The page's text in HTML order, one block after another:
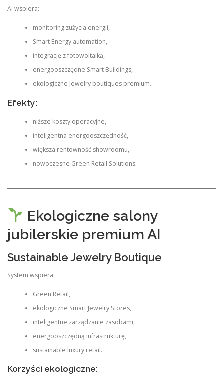
AI wspiera:
monitoring zużycia energii,
Smart Energy automation,
integrację z fotowoltaiką,
energooszczędne Smart Buildings,
ekologiczne jewelry boutiques premium.
Efekty:
niższe koszty operacyjne,
inteligentna energooszczędność,
większa rentowność showroomu,
nowoczesne Green Retail Solutions.
Ekologiczne salony
jubilerskie premium AI
Sustainable Jewelry Boutique
System wspiera:
Green Retail,
ekologiczne Smart Jewelry Stores,
inteligentne zarządzanie zasobami,
energooszczędną infrastrukturę,
sustainable luxury retail.
Korzyści ekologiczne: